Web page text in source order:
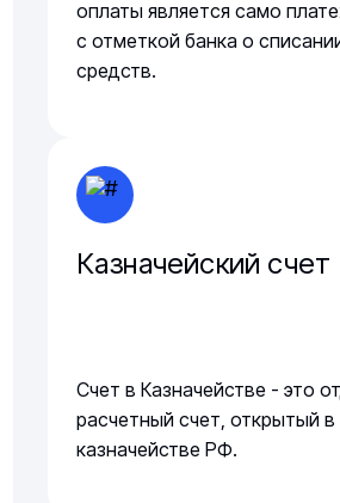
оплаты является само
с отметкой банка о
средств.
Казначейский счет
Счет в Казначействе - это
расчетный счет, открытый
казначействе РФ.